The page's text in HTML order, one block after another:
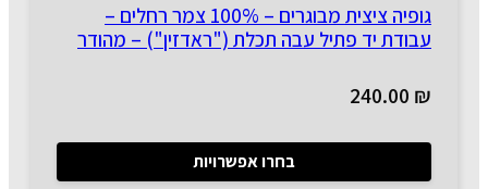
גופיה ציצית מבוגרים – 100% צמר רחלים –
עבודת יד פתיל עבה תכלת ("ראדזין") – מהודר
240.00 ₪
בחרו אפשרויות